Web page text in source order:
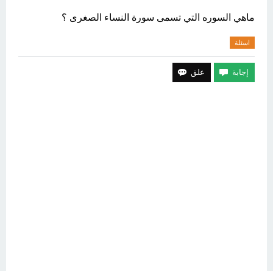
ماهي السوره التي تسمى سورة النساء الصغرى ؟
اسئلة